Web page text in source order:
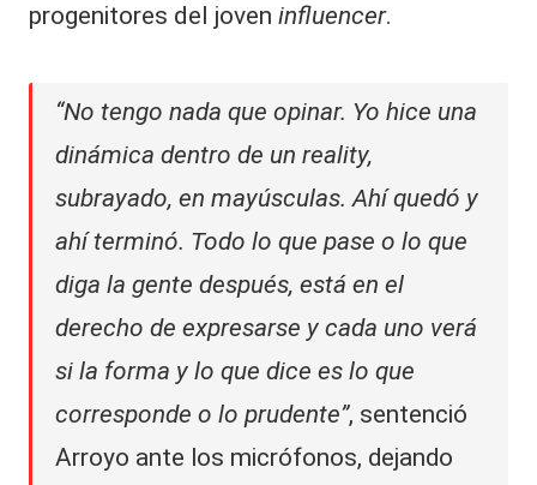
progenitores del joven influencer.
“No tengo nada que opinar. Yo hice una
dinámica dentro de un reality,
subrayado, en mayúsculas. Ahí quedó y
ahí terminó. Todo lo que pase o lo que
diga la gente después, está en el
derecho de expresarse y cada uno verá
si la forma y lo que dice es lo que
corresponde o lo prudente”, sentenció
Arroyo ante los micrófonos, dejando